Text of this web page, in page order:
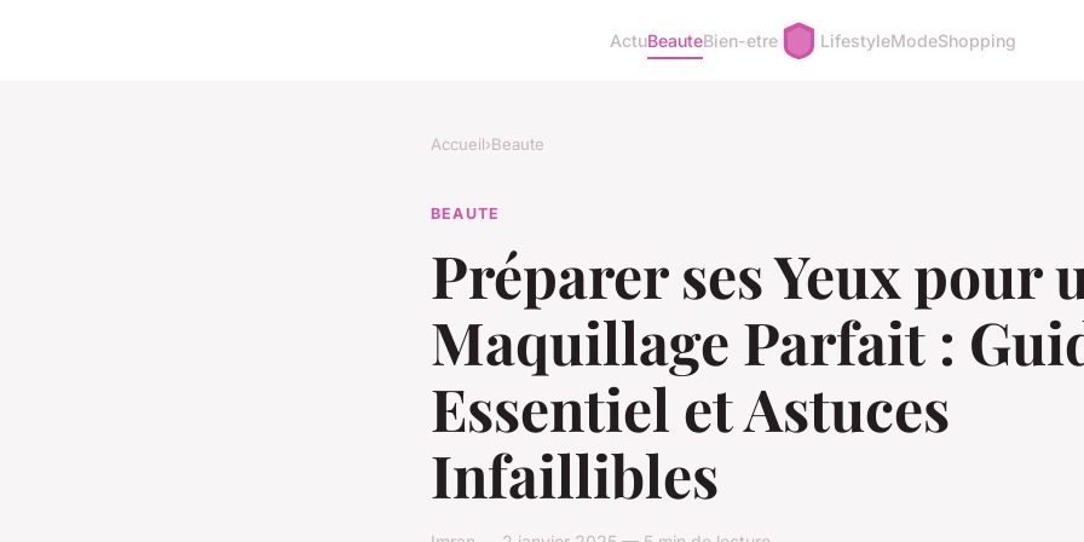
ActuBeauteBien-etre LifestyleModeShopping
Accueil›Beaute
BEAUTE
Préparer ses Yeux pour
Maquillage Parfait :
Essentiel et Astuces
Infaillibles